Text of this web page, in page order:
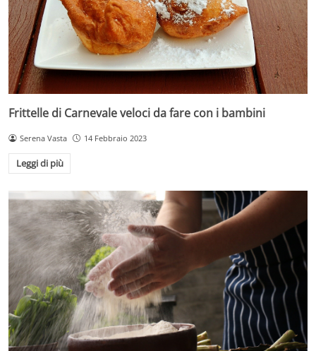
Frittelle di Carnevale veloci da fare con i bambini
Serena Vasta 14 Febbraio 2023
Leggi di più